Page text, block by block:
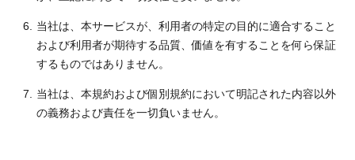
当社は、本サービスが、利用者の特定の目的に適合すること
および利用者が期待する品質、価値を有することを何ら保証
するものではありません。
当社は、本規約および個別規約において明記された内容以外
の義務および責任を一切負いません。